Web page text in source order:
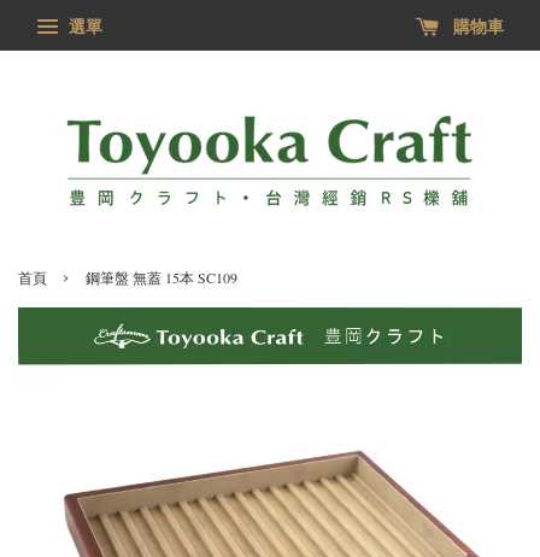
選單 購物車
首頁 › 鋼筆盤 無蓋 15本 SC109